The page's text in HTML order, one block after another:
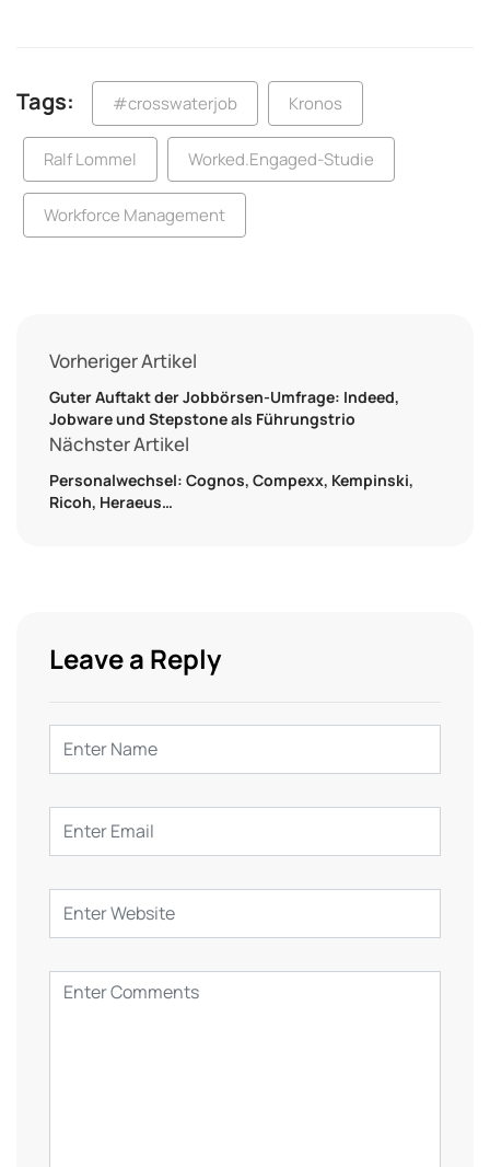
Tags: #crosswaterjob Kronos
Ralf Lommel Worked.Engaged-Studie
Workforce Management
Vorheriger Artikel
Guter Auftakt der Jobbörsen-Umfrage: Indeed,
Jobware und Stepstone als Führungstrio
Nächster Artikel
Personalwechsel: Cognos, Compexx, Kempinski,
Ricoh, Heraeus…
Leave a Reply